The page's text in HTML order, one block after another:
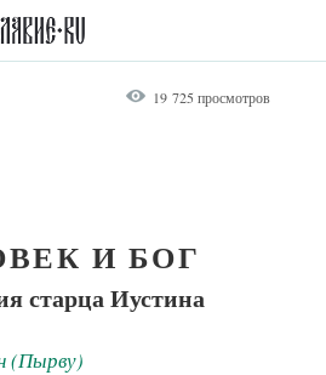
19 725 просмотров
И БОГ
старца Иустина
(Пырву)